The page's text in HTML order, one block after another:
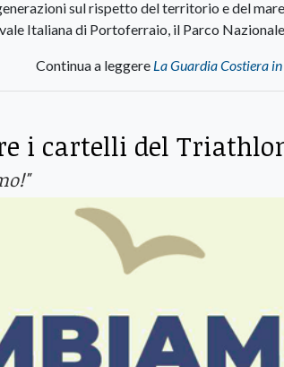
sul rispetto del territorio e del
Italiana di Portoferraio, il Parco Nazionale.
Continua a leggere La Guardia Costiera
i cartelli del